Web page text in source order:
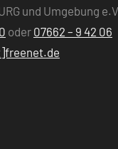
und Umgebung
oder 07662 – 9 42 06